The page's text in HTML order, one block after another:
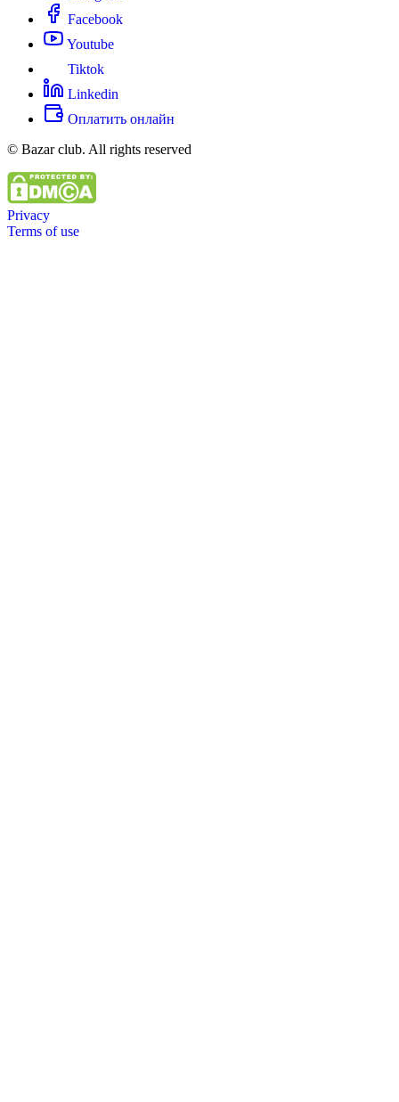
Facebook
Youtube
Tiktok
Linkedin
Оплатить онлайн
© Bazar club. All rights reserved
Privacy
Terms of use